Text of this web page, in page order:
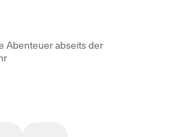
Abenteuer abseits der